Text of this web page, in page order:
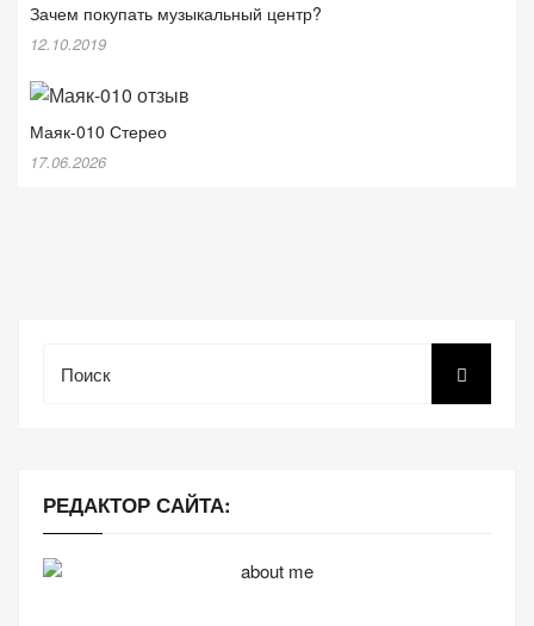
Зачем покупать музыкальный центр?
12.10.2019
Маяк-010 Стерео
17.06.2026
РЕДАКТОР САЙТА: